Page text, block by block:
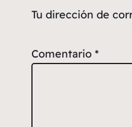
Tu dirección de
Comentario *